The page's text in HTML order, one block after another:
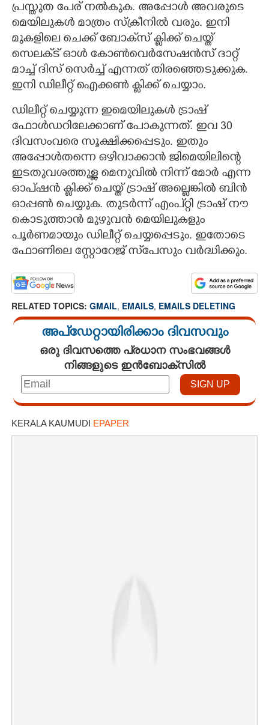
പ്രസ്തുത പേര് നൽകുക. അപ്പോൾ അവരുടെ
മെയിലുകൾ മാത്രം സ്ക്രീനിൽ വരും. ഇനി
മുകളിലെ ചെക്ക് ബോക്‌സ് ക്ളിക്ക് ചെയ്ത്
സെലക്‌ട് ഓൾ കോൺവെർസേഷൻസ് ദാറ്റ്
മാച്ച് ദിസ് സെർച്ച് എന്നത് തിരഞ്ഞെടുക്കുക.
ഇനി ഡിലീറ്റ് ഐക്കൺ ക്ളിക്ക് ചെയ്യാം.
ഡിലീറ്റ് ചെയ്യുന്ന ഇമെയിലുകൾ ട്രാഷ്
ഫോൾഡറിലേക്കാണ് പോകുന്നത്. ഇവ 30
ദിവസംവരെ സൂക്ഷിക്കപ്പെടും. ഇതും
അപ്പോൾതന്നെ ഒഴിവാക്കാൻ ജിമെയിലിന്റെ
ഇടതുവശത്തുള്ള മെനുവിൽ നിന്ന് മോർ എന്ന
ഓപ്‌ഷൻ ക്ളിക്ക് ചെയ്ത് ട്രാഷ് അല്ലെങ്കിൽ ബിൻ
ഓപ്പൺ ചെയ്യുക. തുടർന്ന് എംപ്റ്റി ട്രാഷ് നൗ
കൊടുത്താൻ മുഴുവൻ മെയിലുകളും
പൂർണമായും ഡിലീറ്റ് ചെയ്യപ്പെടും. ഇതോടെ
ഫോണിലെ സ്റ്റോറേജ് സ്‌പേസും വർദ്ധിക്കും.
RELATED TOPICS: GMAIL, EMAILS, EMAILS DELETING
അപ്ഡേറ്റായിരിക്കാം ദിവസവും
ഒരു ദിവസത്തെ പ്രധാന സംഭവങ്ങൾ
നിങ്ങളുടെ ഇൻബോക്സിൽ
KERALA KAUMUDI EPAPER